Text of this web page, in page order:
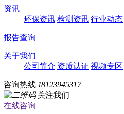
资讯
环保资讯 检测资讯 行业动态
报告查询
关于我们
公司简介 资质认证 视频专区
咨询热线 18123945317
关注我们
在线咨询